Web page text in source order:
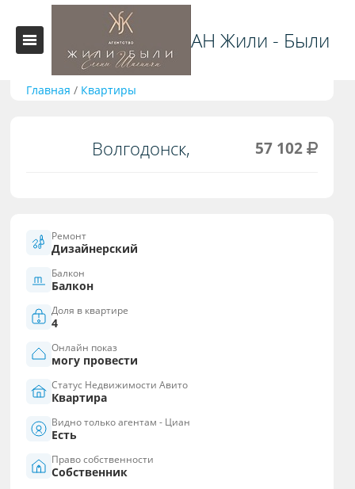
АН Жили - Были
Главная / Квартиры
Волгодонск, 57 102
Ремонт
Дизайнерский
Балкон
Балкон
Доля в квартире
4
Онлайн показ
могу провести
Статус Недвижимости Авито
Квартира
Видно только агентам - Циан
Есть
Право собственности
Собственник